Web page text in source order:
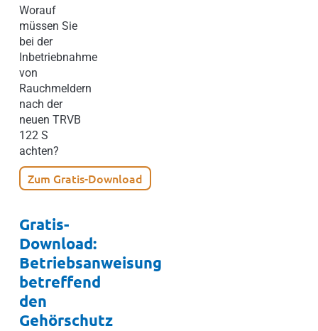
Worauf
müssen Sie
bei der
Inbetriebnahme
von
Rauchmeldern
nach der
neuen TRVB
122 S
achten?
Zum Gratis-Download
Gratis-
Download:
Betriebsanweisung
betreffend
den
Gehörschutz